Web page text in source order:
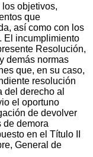
objetivos,
que
así como con los
El incumplimiento
Resolución,
demás normas
que, en su caso,
resolución
del derecho al
el oportuno
de devolver
de demora
en el Título II
General de